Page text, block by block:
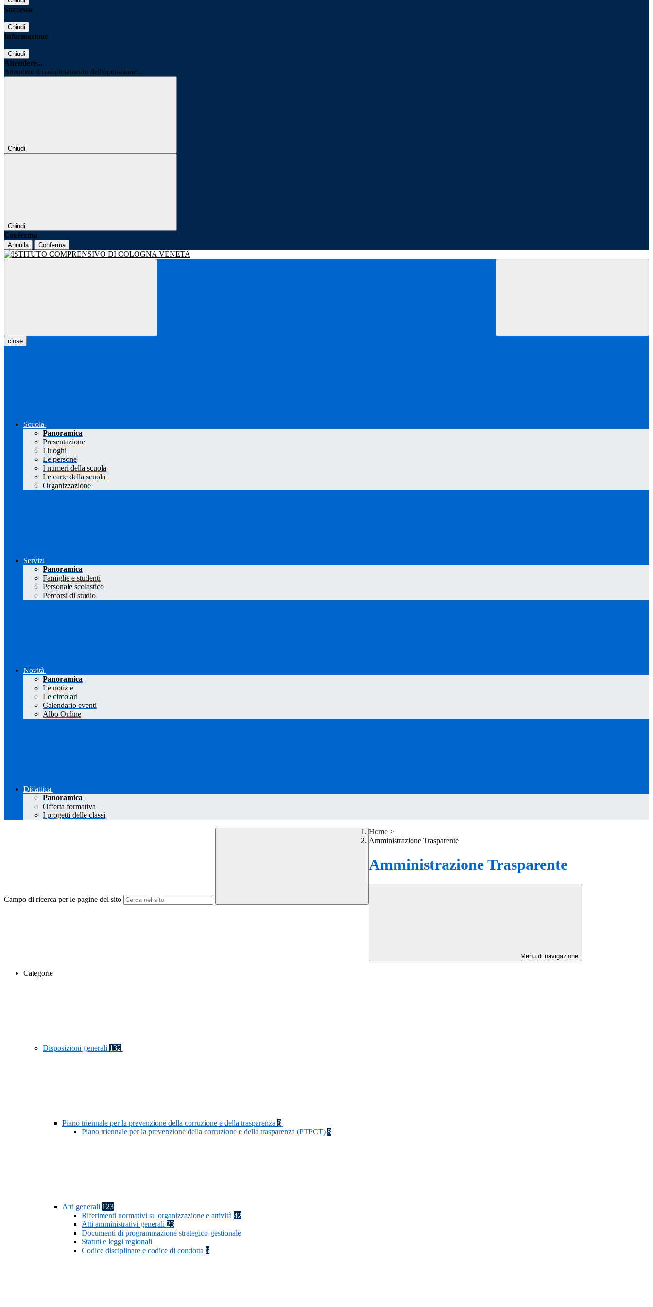
Successo
Chiudi
Informazione
Chiudi
Attendere...
Attendere il completamento dell'operazione...
Chiudi
Chiudi
Conferma
Annulla Conferma
close
Scuola
Panoramica
Presentazione
I luoghi
Le persone
I numeri della scuola
Le carte della scuola
Organizzazione
Servizi
Panoramica
Famiglie e studenti
Personale scolastico
Percorsi di studio
Novità
Panoramica
Le notizie
Le circolari
Calendario eventi
Albo Online
Didattica
Panoramica
Offerta formativa
I progetti delle classi
Campo di ricerca per le pagine del sito
Home >
Amministrazione Trasparente
Amministrazione Trasparente
Menu di navigazione
Categorie
Disposizioni generali 132
Piano triennale per la prevenzione della corruzione e della trasparenza 8
Piano triennale per la prevenzione della corruzione e della trasparenza (PTPCT) 8
Atti generali 123
Riferimenti normativi su organizzazione e attività 42
Atti amministrativi generali 23
Documenti di programmazione strategico-gestionale
Statuti e leggi regionali
Codice disciplinare e codice di condotta 6